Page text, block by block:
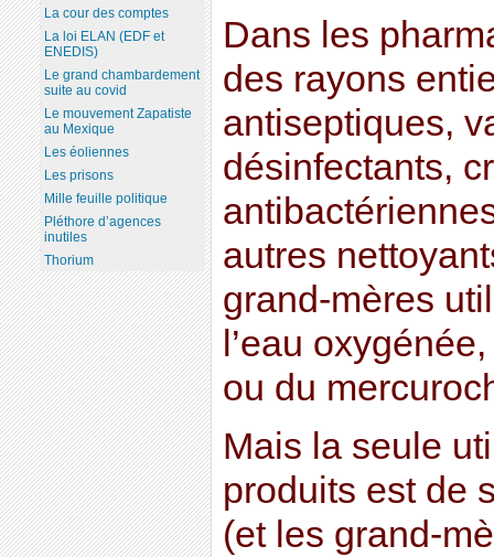
Dans les
des rayons
antiseptiques,
désinfectants,
autres
grand-mères
l’eau
ou du
Mais la seule
produits est de
(et les grand-
La cour des comptes
La loi ELAN (EDF et
ENEDIS)
Le grand chambardement
suite au covid
Le mouvement Zapatiste
au Mexique
Les éoliennes
Les prisons
Mille feuille politique
Pléthore d’agences
inutiles
Thorium